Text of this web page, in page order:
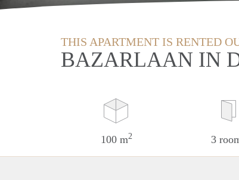
THIS APARTMENT IS RENTED
BAZARLAAN IN
100 m2 3